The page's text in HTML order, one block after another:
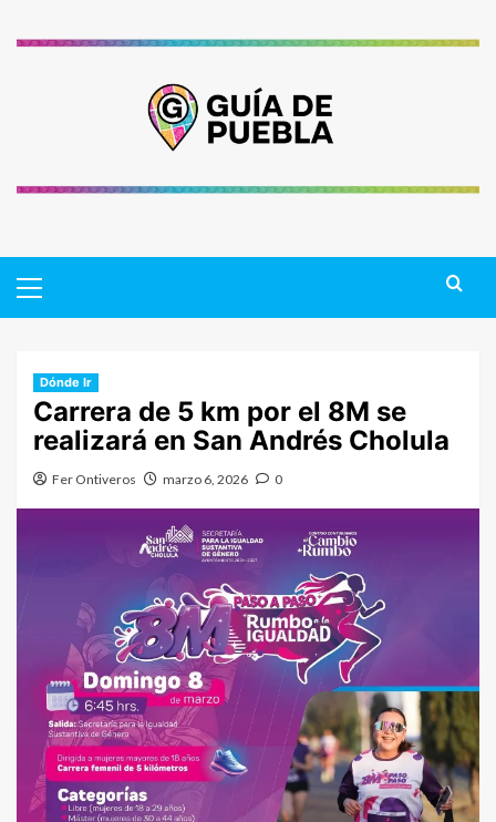
Menu
Dónde Ir
Carrera de 5 km por el 8M se
realizará en San Andrés Cholula
Fer Ontiveros marzo 6, 2026 0